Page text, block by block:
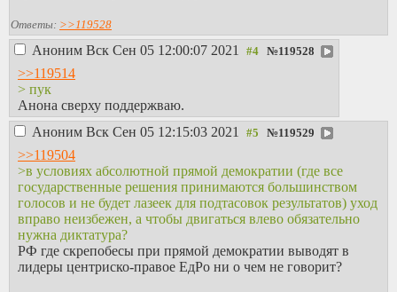
Ответы: >>119528
Аноним Вск Сен 05 12:00:07 2021 №119528
>>119514
> пук
Анона сверху поддержваю.
Аноним Вск Сен 05 12:15:03 2021 №119529
>>119504
>в условиях абсолютной прямой демократии (где все
государственные решения принимаются большинством
голосов и не будет лазеек для подтасовок результатов) уход
вправо неизбежен, а чтобы двигаться влево обязательно
нужна диктатура?
РФ где скрепобесы при прямой демократии выводят в
лидеры центриско-правое ЕдРо ни о чем не говорит?